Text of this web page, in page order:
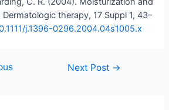
therapy, 17 Suppl 1, 43–
j.1396-0296.2004.04s1005.x
Next Post →